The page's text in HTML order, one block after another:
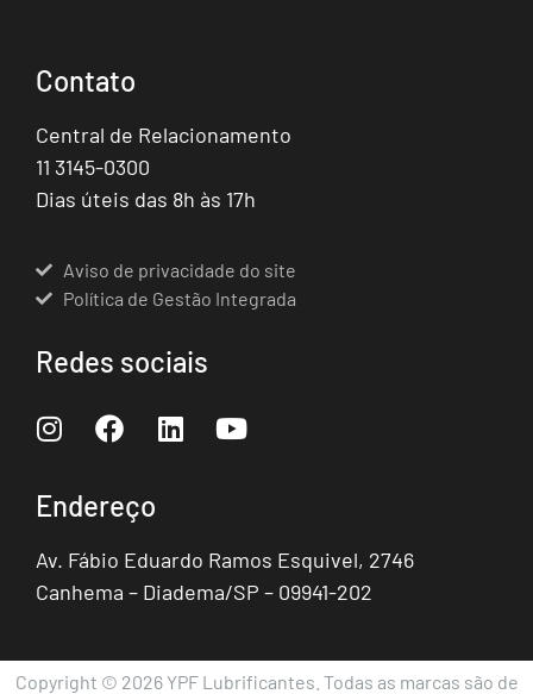
Contato
Central de Relacionamento
11 3145-0300
Dias úteis das 8h às 17h
Aviso de privacidade do site
Política de Gestão Integrada
Redes sociais
Endereço
Av. Fábio Eduardo Ramos Esquivel, 2746
Canhema – Diadema/SP – 09941-202
Copyright © 2026 YPF Lubrificantes. Todas as marcas são de